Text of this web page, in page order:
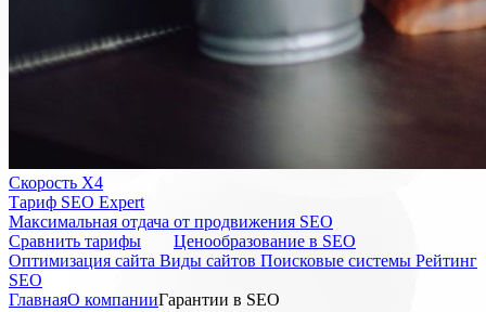
Скорость Х4
Тариф SEO Expert
Максимальная отдача от продвижения SEO
Cравнить тарифы
Ценообразование в SEO
Оптимизация сайта Виды сайтов Поисковые системы Рейтинг
SEO
ГлавнаяО компанииГарантии в SEO